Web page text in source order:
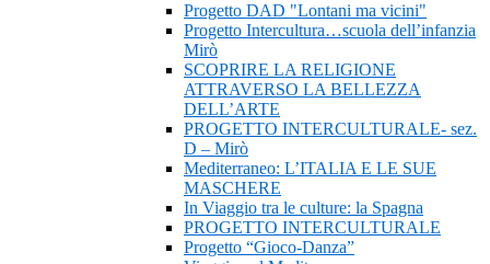
Progetto DAD "Lontani ma vicini"
Progetto Intercultura…scuola dell’infanzia
Mirò
SCOPRIRE LA RELIGIONE
ATTRAVERSO LA BELLEZZA
DELL’ARTE
PROGETTO INTERCULTURALE- sez.
D – Mirò
Mediterraneo: L’ITALIA E LE SUE
MASCHERE
In Viaggio tra le culture: la Spagna
PROGETTO INTERCULTURALE
Progetto “Gioco-Danza”